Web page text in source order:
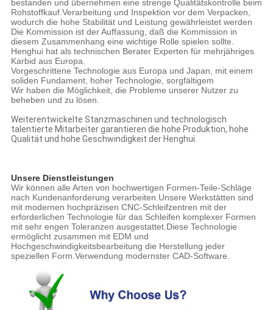
bestanden und übernehmen eine strenge Qualitätskontrolle beim
Rohstoffkauf.Verarbeitung und Inspektion vor dem Verpacken,
wodurch die hohe Stabilität und Leistung gewährleistet werden
Die Kommission ist der Auffassung, daß die Kommission in
diesem Zusammenhang eine wichtige Rolle spielen sollte.
Henghui hat als technischen Berater Experten für mehrjähriges
Karbid aus Europa.
Vorgeschrittene Technologie aus Europa und Japan, mit einem
soliden Fundament, hoher Technologie, sorgfältigem
Wir haben die Möglichkeit, die Probleme unserer Nutzer zu
beheben und zu lösen.
Weiterentwickelte Stanzmaschinen und technologisch
talentierte Mitarbeiter garantieren die hohe Produktion, hohe
Qualität und hohe Geschwindigkeit der Henghui.
Unsere Dienstleistungen
Wir können alle Arten von hochwertigen Formen-Teile-Schläge
nach Kundenanforderung verarbeiten.Unsere Werkstätten sind
mit modernen hochpräzisen CNC-Schleifzentren mit der
erforderlichen Technologie für das Schleifen komplexer Formen
mit sehr engen Toleranzen ausgestattet.Diese Technologie
ermöglicht zusammen mit EDM und
Hochgeschwindigkeitsbearbeitung die Herstellung jeder
speziellen Form.Verwendung modernster CAD-Software.